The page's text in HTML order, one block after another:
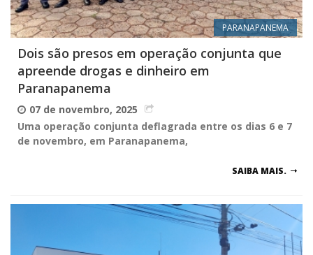
PARANAPANEMA
Dois são presos em operação conjunta que
apreende drogas e dinheiro em
Paranapanema
07 de novembro, 2025
Uma operação conjunta deflagrada entre os dias 6 e 7
de novembro, em Paranapanema,
SAIBA MAIS.